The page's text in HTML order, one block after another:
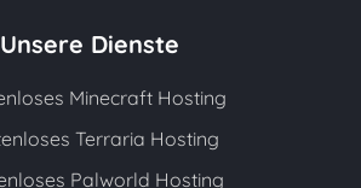
Unsere Dienste
Minecraft Hosting
Terraria Hosting
Palworld Hosting